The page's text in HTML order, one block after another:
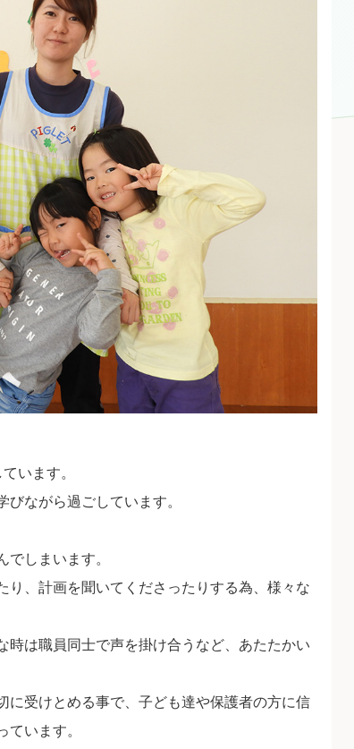
います。
ながら過ごしています。
しまいます。
り、計画を聞いてくださったりする為、様々な
時は職員同士で声を掛け合うなど、あたたかい
に受けとめる事で、子ども達や保護者の方に信
います。